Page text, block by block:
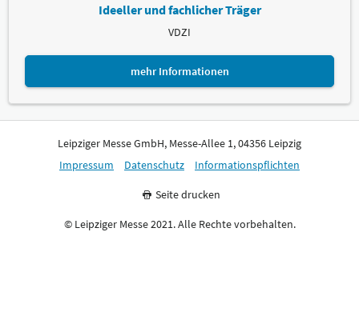
Ideeller und fachlicher Träger
VDZI
mehr Informationen
Leipziger Messe GmbH, Messe-Allee 1, 04356 Leipzig
Impressum
Datenschutz Informationspflichten
Seite drucken
© Leipziger Messe 2021. Alle Rechte vorbehalten.